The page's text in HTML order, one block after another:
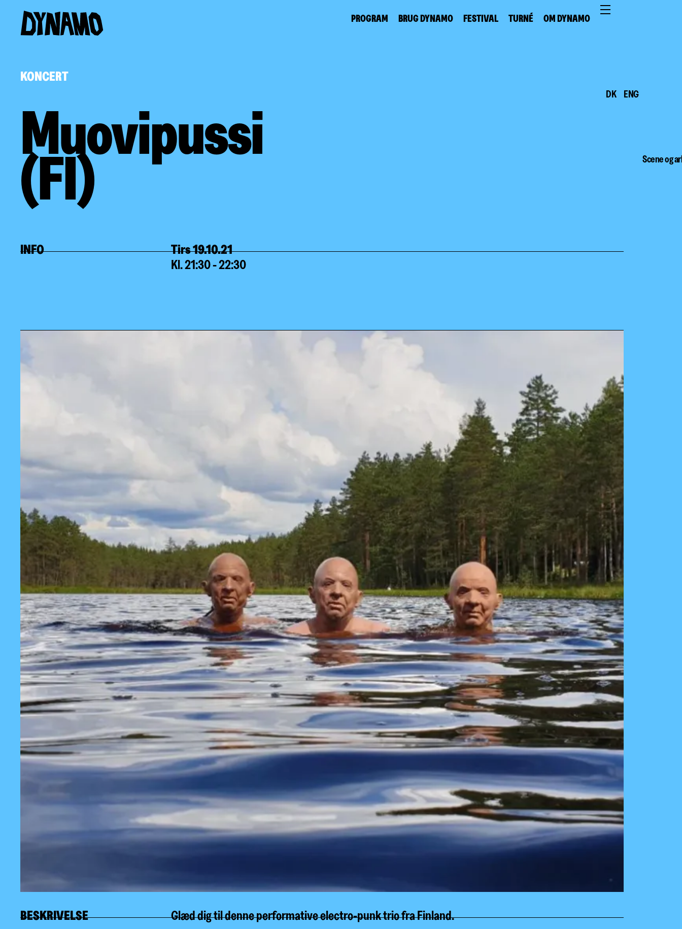
PROGRAM BRUG DYNAMO FESTIVAL TURNÉ OM DYNAMO
DK ENG
Scene og
KONCERT
Muovipussi
(FI)
INFO
Tirs 19.10.21
Kl. 21:30 - 22:30
BESKRIVELSE
Glæd dig til denne performative electro-punk trio fra Finland.